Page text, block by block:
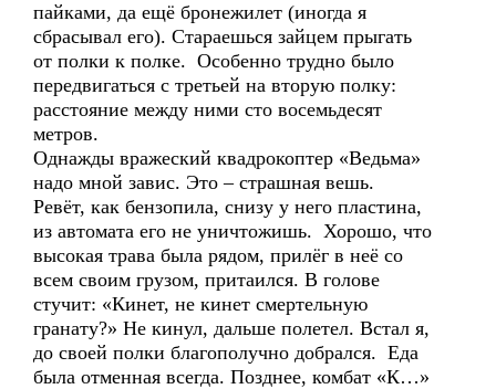
пайками, да ещё бронежилет (иногда я
сбрасывал его). Стараешься зайцем прыгать
от полки к полке. Особенно трудно было
передвигаться с третьей на вторую полку:
расстояние между ними сто восемьдесят
метров.
Однажды вражеский квадрокоптер «Ведьма»
надо мной завис. Это – страшная вешь.
Ревёт, как бензопила, снизу у него пластина,
из автомата его не уничтожишь. Хорошо, что
высокая трава была рядом, прилёг в неё со
всем своим грузом, притаился. В голове
стучит: «Кинет, не кинет смертельную
гранату?» Не кинул, дальше полетел. Встал я,
до своей полки благополучно добрался. Еда
была отменная всегда. Позднее, комбат «К…»